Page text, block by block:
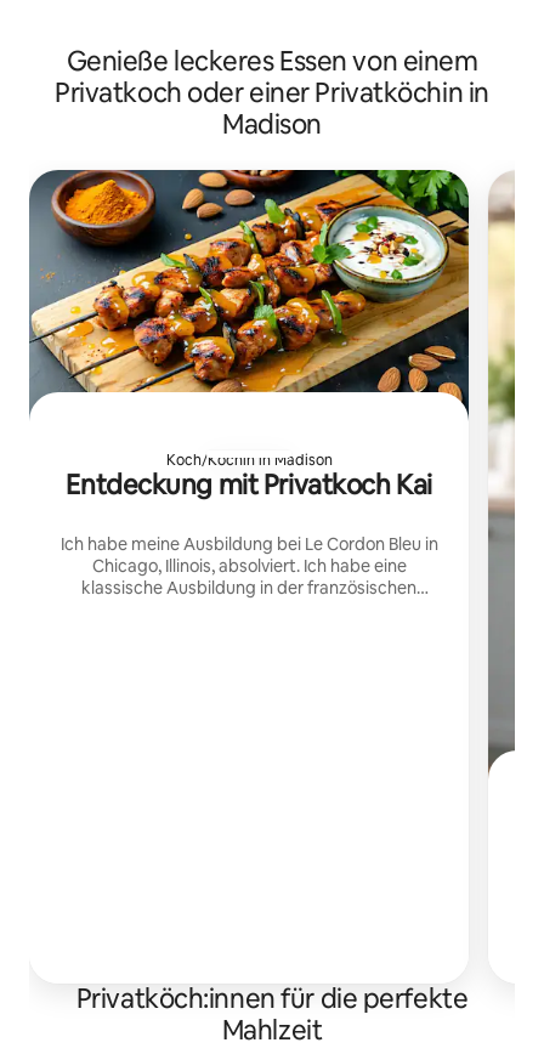
Genieße leckeres Essen von einem
Privatkoch oder einer Privatköchin in
Madison
Koch/Köchin in Madison
Entdeckung mit Privatkoch Kai
Ich habe meine Ausbildung bei Le Cordon Bleu in
Chicago, Illinois, absolviert. Ich habe eine
klassische Ausbildung in der französischen
Privatköch:innen für die perfekte
Mahlzeit